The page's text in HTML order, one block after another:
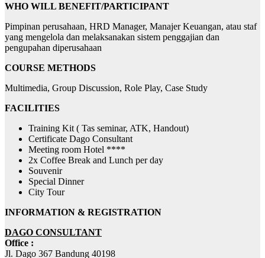
WHO WILL BENEFIT/PARTICIPANT
Pimpinan perusahaan, HRD Manager, Manajer Keuangan, atau staf
yang mengelola dan melaksanakan sistem penggajian dan
pengupahan diperusahaan
COURSE METHODS
Multimedia, Group Discussion, Role Play, Case Study
FACILITIES
Training Kit ( Tas seminar, ATK, Handout)
Certificate Dago Consultant
Meeting room Hotel ****
2x Coffee Break and Lunch per day
Souvenir
Special Dinner
City Tour
INFORMATION & REGISTRATION
DAGO CONSULTANT
Office :
Jl. Dago 367 Bandung 40198